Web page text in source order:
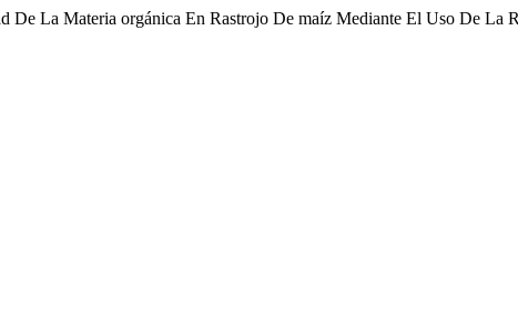
La Materia orgánica En Rastrojo De maíz Mediante El Uso De La